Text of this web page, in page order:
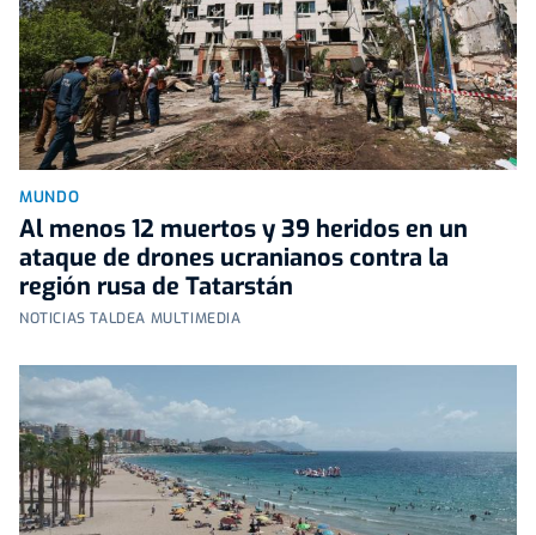
MUNDO
Al menos 12 muertos y 39 heridos en un
ataque de drones ucranianos contra la
región rusa de Tatarstán
NOTICIAS TALDEA MULTIMEDIA